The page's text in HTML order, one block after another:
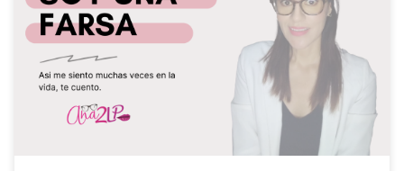
¿Te ha pasado que dudas de poder llegar a tus metas?,
¿te pasa que aplicas a un trabajo y asumes que serás el
peor evaluado?, ¿que no das el ancho […]